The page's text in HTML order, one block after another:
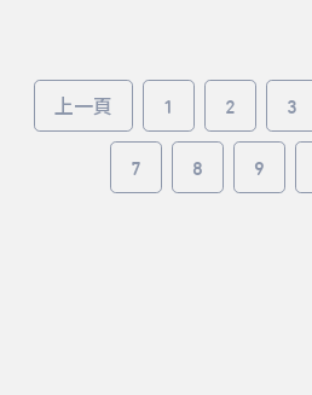
上一頁 1 2 3
7 8 9